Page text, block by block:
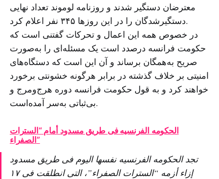
معترضان دستگیر شدند و روزنامه لوموند تعداد نهایی
دستگیرشدگان را در این روزها ۳۴۵ نفر اعلام کرد.
در خصوص همه این اعمال و تحرکات گفتنی است که
حکومت فرانسه درصدد است یک مسئله‌ای را به‌صورت
صریح به‌همگان برساند و آن این است که دستگاه‌های
امنیتی بر خلاف گذشته در برابر هرگونه خشونتی برخورد
خواهند کرد و به قول حکومت فرانسه دوره هرج‌ومرج و
بی‌ثباتی به‌سر آمده‌است.
الحکومه الفرنسیه فی طریق مسدود أمام “السترات
الصفراء”
تجد الحکومه الفرنسیه نفسها الیوم فی طریق مسدود
إزاء أزمه “السترات الصفراء”، التی انطلقت فی ۱۷